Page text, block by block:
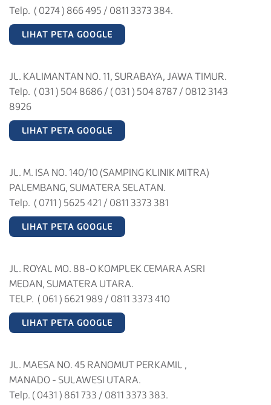
Telp. ( 0274 ) 866 495 / 0811 3373 384.
LIHAT PETA GOOGLE
JL. KALIMANTAN NO. 11, SURABAYA, JAWA TIMUR.
Telp. ( 031 ) 504 8686 / ( 031 ) 504 8787 / 0812 3143
8926
LIHAT PETA GOOGLE
JL. M. ISA NO. 140/10 (SAMPING KLINIK MITRA)
PALEMBANG, SUMATERA SELATAN.
Telp. ( 0711 ) 5625 421 / 0811 3373 381
LIHAT PETA GOOGLE
JL. ROYAL MO. 88-O KOMPLEK CEMARA ASRI
MEDAN, SUMATERA UTARA.
TELP. ( 061 ) 6621 989 / 0811 3373 410
LIHAT PETA GOOGLE
JL. MAESA NO. 45 RANOMUT PERKAMIL ,
MANADO - SULAWESI UTARA.
Telp. ( 0431 ) 861 733 / 0811 3373 383.